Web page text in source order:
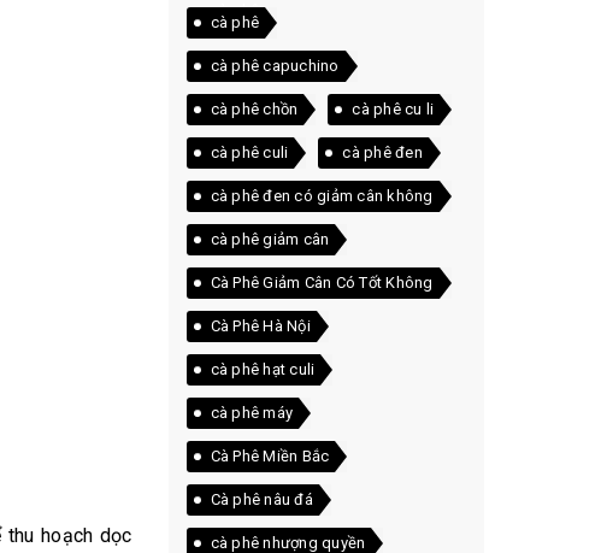
thu hoạch dọc
cà phê
cà phê
cà phê capuchino
cà phê chồn cà phê cu li
cà phê culi cà phê đen
cà phê đen có giảm cân không
cà phê giảm cân
Cà Phê Giảm Cân Có Tốt Không
Cà Phê Hà Nội
cà phê hạt culi
cà phê máy
Cà Phê Miền Bắc
Cà phê nâu đá
cà phê nhượng quyền